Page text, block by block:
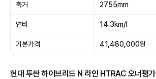
축거 2755mm
연비 14.3km/l
기본가격 41,480,000원
현대 투싼 하이브리드 N 라인 HTRAC 오너평가